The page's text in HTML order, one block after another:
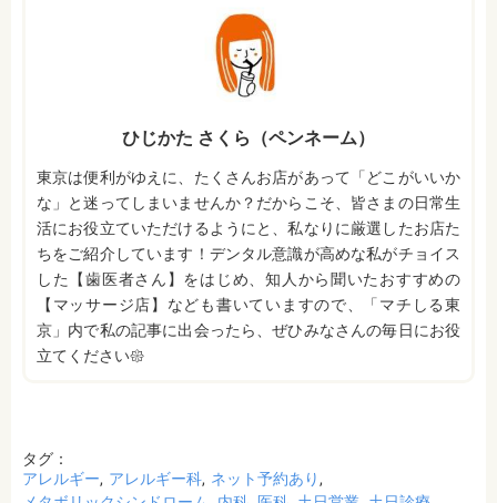
ひじかた さくら（ペンネーム）
東京は便利がゆえに、たくさんお店があって「どこがいいか
な」と迷ってしまいませんか？だからこそ、皆さまの日常生
活にお役立ていただけるようにと、私なりに厳選したお店た
ちをご紹介しています！デンタル意識が高めな私がチョイス
した【歯医者さん】をはじめ、知人から聞いたおすすめの
【マッサージ店】なども書いていますので、「マチしる東
京」内で私の記事に出会ったら、ぜひみなさんの毎日にお役
立てください𑁍
タグ：
アレルギー
アレルギー科 ネット予約あり